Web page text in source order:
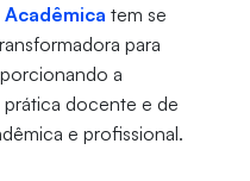
tem se
para
a
docente e de
e profissional.